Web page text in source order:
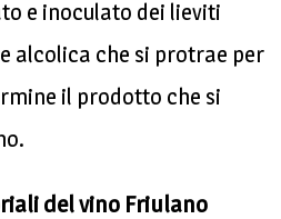
e inoculato dei lieviti
alcolica che si protrae per
il prodotto che si
del vino Friulano